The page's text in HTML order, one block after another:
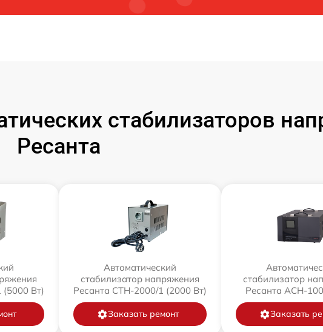
стабилизаторов
Ресанта
Вт)
Автоматический
стабилизатор напряжения
Ресанта СТН-2000/1 (2000 Вт)
Заказать ремонт
стабилизатор
Ресанта АСН-
Заказать